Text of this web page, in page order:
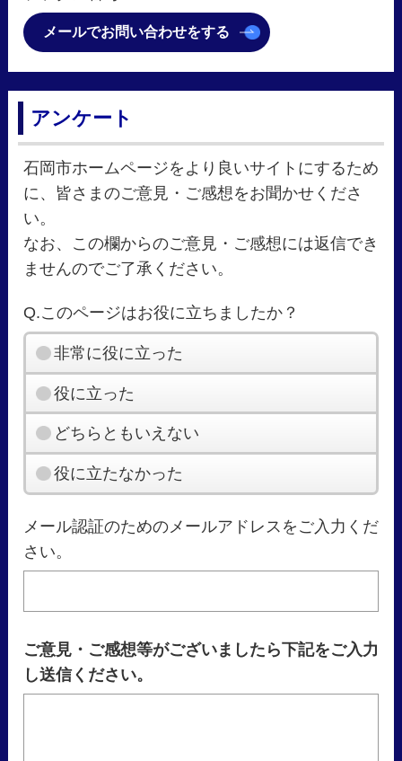
メールでお問い合わせをする
アンケート
石岡市ホームページをより良いサイトにするため
に、皆さまのご意見・ご感想をお聞かせくださ
い。
なお、この欄からのご意見・ご感想には返信でき
ませんのでご了承ください。
Q.このページはお役に立ちましたか？
非常に役に立った
役に立った
どちらともいえない
役に立たなかった
メール認証のためのメールアドレスをご入力くだ
さい。
ご意見・ご感想等がございましたら下記をご入力
し送信ください。